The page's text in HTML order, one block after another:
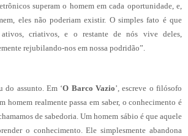
superam o homem em cada oportunidade, e,
eles não poderiam existir. O simples fato é que
ativos, criativos, e o restante de nós vive deles,
rejubilando-nos em nossa podridão”.
do assunto. Em ‘O Barco Vazio’, escreve o filósofo
homem realmente passa em saber, o conhecimento é
de sabedoria. Um homem sábio é que aquele
o conhecimento. Ele simplesmente abandona